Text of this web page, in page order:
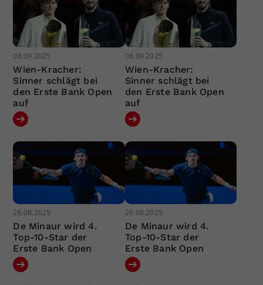
08.09.2025
Wien-Kracher:
Sinner schlägt bei
den Erste Bank Open
auf
08.09.2025
Wien-Kracher:
Sinner schlägt bei
den Erste Bank Open
auf
26.08.2025
De Minaur wird 4.
Top-10-Star der
Erste Bank Open
26.08.2025
De Minaur wird 4.
Top-10-Star der
Erste Bank Open